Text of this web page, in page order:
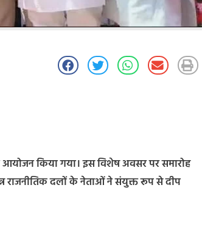
किया गया। इस विशेष अवसर पर समारोह
राजनीतिक दलों के नेताओं ने संयुक्त रूप से दीप